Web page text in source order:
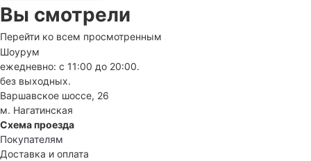
Вы смотрели
Перейти ко всем просмотренным
Шоурум
ежедневно: с 11:00 до 20:00.
без выходных.
Варшавское шоссе, 26
м. Нагатинская
Схема проезда
Покупателям
Доставка и оплата